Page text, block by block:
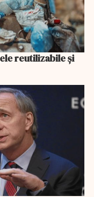
reutilizabile și